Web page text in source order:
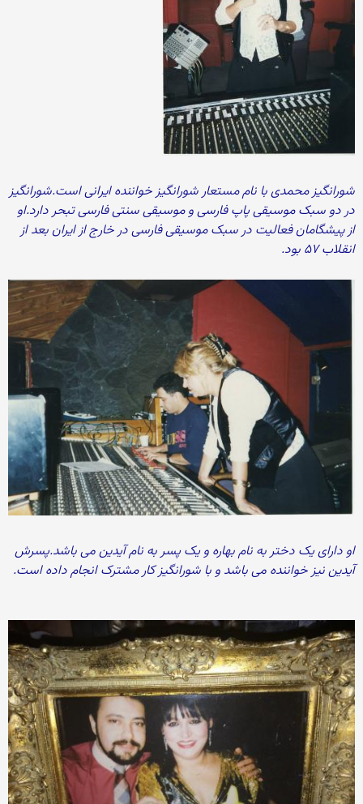
شورانگیز محمدی با نام مستعار شورانگیز خواننده ایرانی است.شورانگیز
در دو سبک موسیقی پاپ فارسی و موسیقی سنتی فارسی تبحر دارد.او
از پیشگامان فعالیت در سبک موسیقی فارسی در خارج از ایران بعد از
انقلاب ۵۷ بود.
او دارای یک دختر به نام بهاره و یک پسر به نام آیدین می باشد.پسرش
آیدین نیز خواننده می باشد و با شورانگیز کار مشترک انجام داده است.